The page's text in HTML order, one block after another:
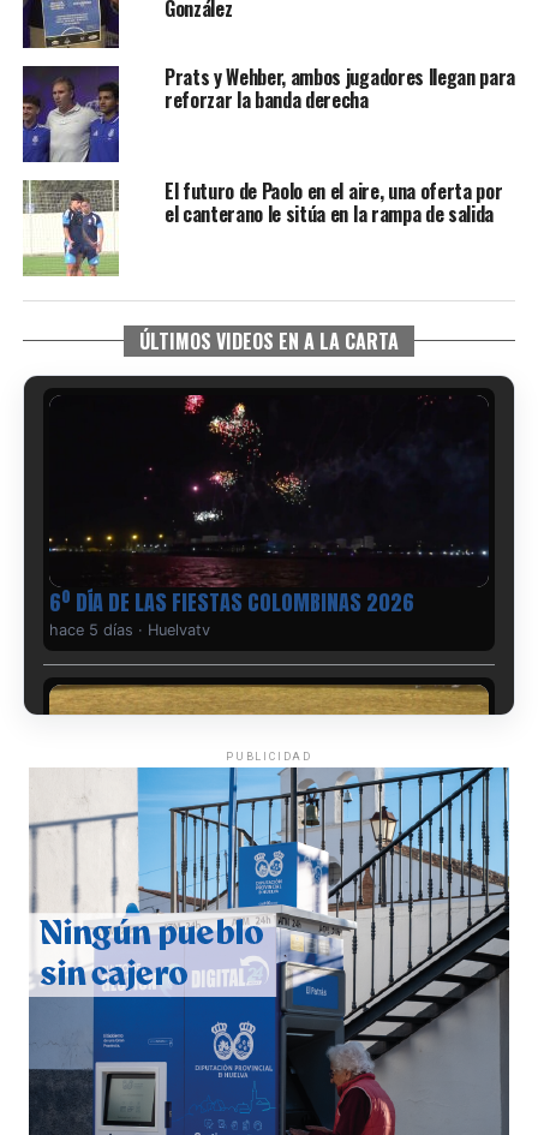
González
Prats y Wehber, ambos jugadores llegan para
reforzar la banda derecha
El futuro de Paolo en el aire, una oferta por
el canterano le sitúa en la rampa de salida
ÚLTIMOS VIDEOS EN A LA CARTA
6º DÍA DE LAS FIESTAS COLOMBINAS 2026
hace 5 días · Huelvatv
QUINTA CORRIDA DE LAS FIESTAS COLOMBINAS
2026
hace 5 días·Huelvatv
PUBLICIDAD